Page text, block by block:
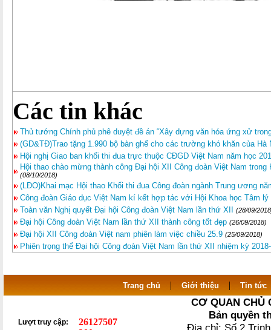
Các tin khác
Thủ tướng Chính phủ phê duyệt đề án “Xây dựng văn hóa ứng xử
(GD&TĐ)Trao tặng 1.990 bộ bàn ghế cho các trường khó khăn của Hà
Hội nghị Giao ban khối thi đua trực thuộc CĐGD Việt Nam năm học
Hội thao chào mừng thành công Đại hội XII Công đoàn Việt Nam
(08/10/2018)
(LĐO)Khai mạc Hội thao Khối thi đua Công đoàn ngành Trung ương
Công đoàn Giáo dục Việt Nam kí kết hợp tác với Hội Khoa học Tâm lý
Toàn văn Nghị quyết Đại hội Công đoàn Việt Nam lần thứ XII
(28/09/
Đại hội Công đoàn Việt Nam lần thứ XII thành công tốt đẹp (26/09/2018)
Đại hội XII Công đoàn Việt nam phiên làm việc chiều 25.9 (25/09/2018)
Phiên trọng thể Đại hội Công đoàn Việt Nam lần thứ XII nhiệm kỳ
Trang chủ | Giới thiệu | Tin tức
Lượt truy cập: 26127507
CƠ QUAN CHỦ
Bản quyền
Địa chỉ: Số 2